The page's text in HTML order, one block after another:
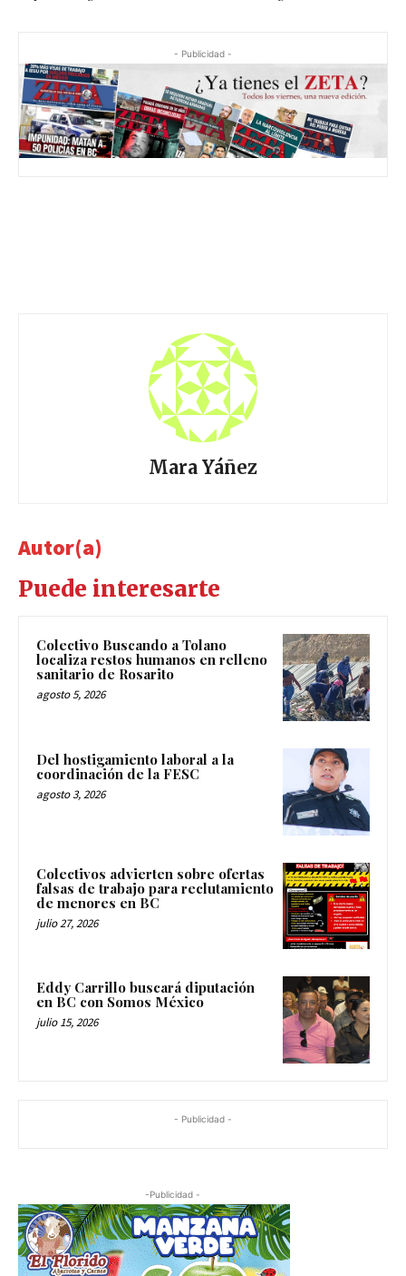
- Publicidad -
Mara Yáñez
Autor(a)
Puede interesarte
Colectivo Buscando a Tolano
localiza restos humanos en relleno
sanitario de Rosarito
agosto 5, 2026
Del hostigamiento laboral a la
coordinación de la FESC
agosto 3, 2026
Colectivos advierten sobre ofertas
falsas de trabajo para reclutamiento
de menores en BC
julio 27, 2026
Eddy Carrillo buscará diputación
en BC con Somos México
julio 15, 2026
- Publicidad -
-Publicidad -